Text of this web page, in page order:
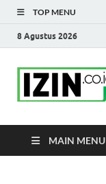
TOP MENU
8 Agustus 2026
MAIN MENU